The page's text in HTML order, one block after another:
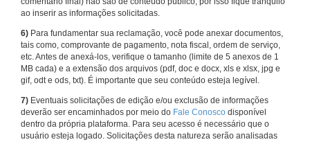
ao inserir as informações solicitadas.
6) Para fundamentar sua reclamação, você pode anexar documentos,
tais como, comprovante de pagamento, nota fiscal, ordem de serviço,
etc. Antes de anexá-los, verifique o tamanho (limite de 5 anexos de 1
MB cada) e a extensão dos arquivos (pdf, doc e docx, xls e xlsx, jpg e
gif, odt e ods, txt). É importante que seu conteúdo esteja legível.
7) Eventuais solicitações de edição e/ou exclusão de informações
deverão ser encaminhados por meio do Fale Conosco disponível
dentro da própria plataforma. Para seu acesso é necessário que o
usuário esteja logado. Solicitações desta natureza serão analisadas